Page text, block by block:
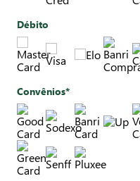
Débito
Convênios*